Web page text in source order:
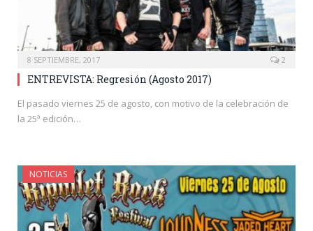
8 SEPTIEMBRE, 2017 2
ENTREVISTA: Regresión (Agosto 2017)
El pasado viernes 25 de agosto, con motivo de la celebración de
la 25ª edición…
NOTICIAS